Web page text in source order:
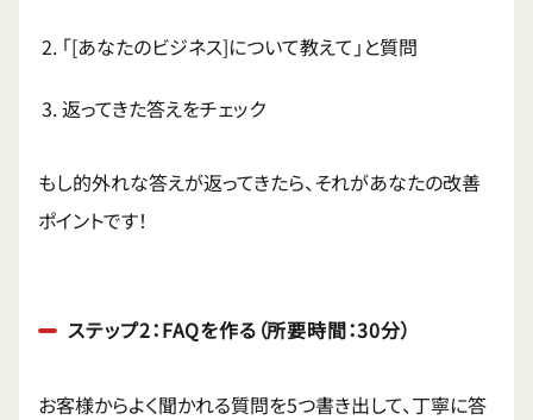
「[あなたのビジネス]について教えて」と質問
返ってきた答えをチェック
もし的外れな答えが返ってきたら、それがあなたの改善
ポイントです！
ステップ2：FAQを作る（所要時間：30分）
お客様からよく聞かれる質問を5つ書き出して、丁寧に答